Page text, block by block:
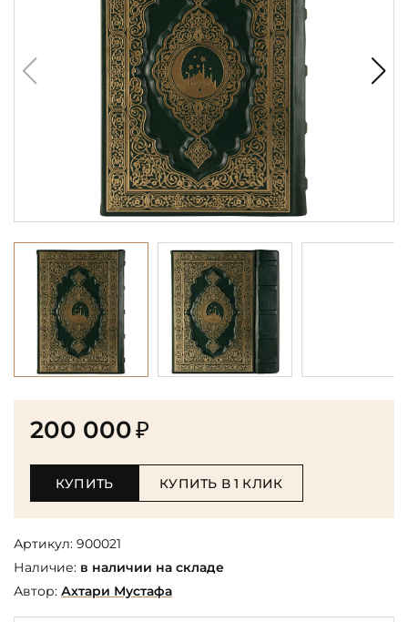
200 000₽
КУПИТЬ КУПИТЬ В 1 КЛИК
Артикул: 900021
Наличие: в наличии на складе
Автор: Ахтари Мустафа